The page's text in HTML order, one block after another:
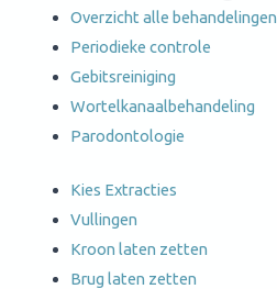
Overzicht alle behandelingen
Periodieke controle
Gebitsreiniging
Wortelkanaalbehandeling
Parodontologie
Kies Extracties
Vullingen
Kroon laten zetten
Brug laten zetten